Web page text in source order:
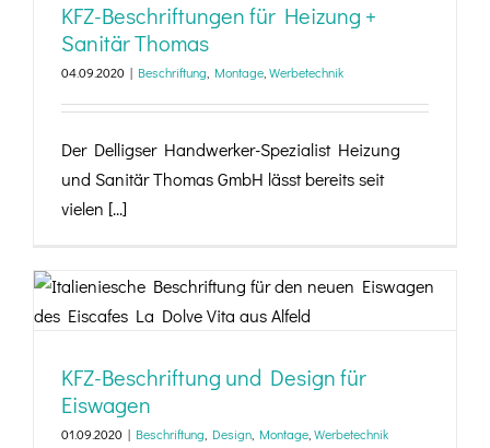
KFZ-Beschriftungen für Heizung +
Sanitär Thomas
04.09.2020 | Beschriftung, Montage,Werbetechnik
Der Delligser Handwerker-Spezialist Heizung
und Sanitär Thomas GmbH lässt bereits seit
vielen [...]
KFZ-Beschriftung und Design für Eiswagen
KFZ-Beschriftung und Design für
Eiswagen
01.09.2020 | Beschriftung, Design, Montage,Werbetechnik